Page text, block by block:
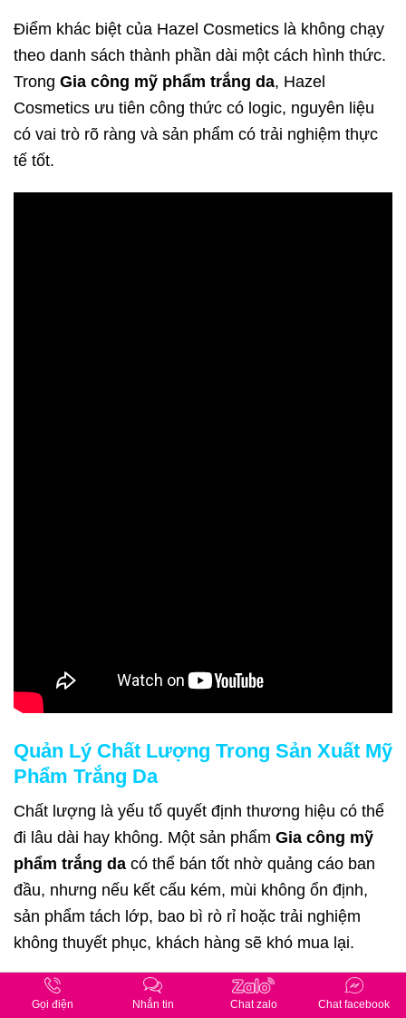
Điểm khác biệt của Hazel Cosmetics là không chạy
theo danh sách thành phần dài một cách hình thức.
Trong Gia công mỹ phẩm trắng da, Hazel
Cosmetics ưu tiên công thức có logic, nguyên liệu
có vai trò rõ ràng và sản phẩm có trải nghiệm thực
tế tốt.
Quản Lý Chất Lượng Trong Sản Xuất Mỹ
Phẩm Trắng Da
Chất lượng là yếu tố quyết định thương hiệu có thể
đi lâu dài hay không. Một sản phẩm Gia công mỹ
phẩm trắng da có thể bán tốt nhờ quảng cáo ban
đầu, nhưng nếu kết cấu kém, mùi không ổn định,
sản phẩm tách lớp, bao bì rò rỉ hoặc trải nghiệm
không thuyết phục, khách hàng sẽ khó mua lại.
Hazel Cosmetics chú trọng quản lý chất lượng
xuyên suốt quy trình. Từ mẫu thử, nguyên liệu đầu
Gọi điện Nhắn tin Chat zalo Chat facebook